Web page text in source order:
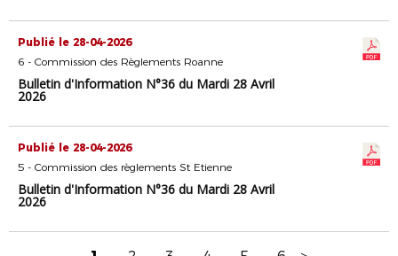
Publié le 28-04-2026
6 - Commission des Règlements Roanne
Bulletin d'Information N°36 du Mardi 28 Avril
2026
Publié le 28-04-2026
5 - Commission des règlements St Etienne
Bulletin d'Information N°36 du Mardi 28 Avril
2026